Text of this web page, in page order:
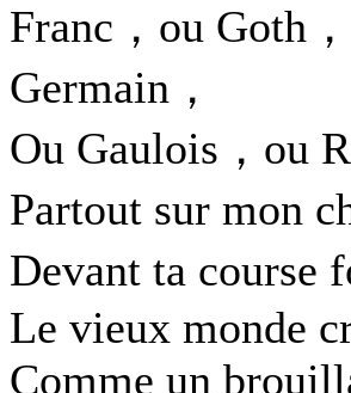
Franc，ou Goth
Germain，
Ou Gaulois，ou
Partout sur mon
Devant ta course
Le vieux monde
Comme un